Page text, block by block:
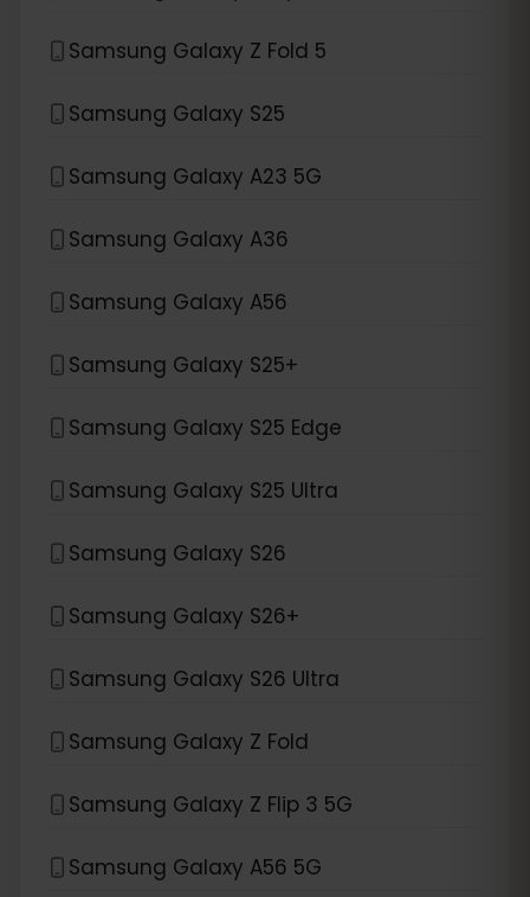
Samsung Galaxy Z Fold 5
Samsung Galaxy S25
Samsung Galaxy A23 5G
Samsung Galaxy A36
Samsung Galaxy A56
Samsung Galaxy S25+
Samsung Galaxy S25 Edge
Samsung Galaxy S25 Ultra
Samsung Galaxy S26
Samsung Galaxy S26+
Samsung Galaxy S26 Ultra
Samsung Galaxy Z Fold
Samsung Galaxy Z Flip 3 5G
Samsung Galaxy A56 5G